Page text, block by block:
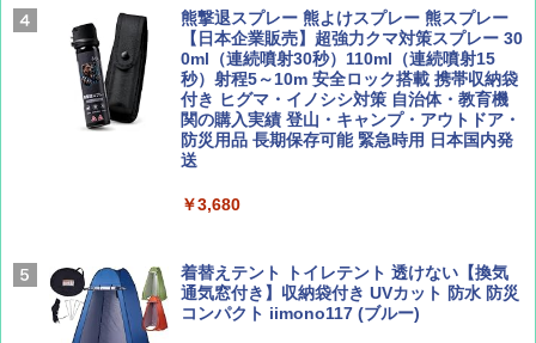
￥1,540
AIRLINE（エアライン）2026年9月号【特
集】ボーイング110周年を祝して！
￥1,760
ァキア 2026～2027 地球の歩き方A ヨーロッ
パ
￥2,277
新しい日本地理 地図・統計・移動から読み
解く (講談社現代新書)
￥1,540
￥5,999
[キャンパーズコレクション 山善] 傘みたいに
広げるだけ パッとサッとテント ブラックコ
ーティング フルクローズ メッシュ 3-4人用
簡単設置 ポップアップテント エクルベージ
ュ(BC仕様) PATC-150B(EB)
￥9,990
[キャンパーズコレクション 山善] 傘みたいに
広げるだけ パッとサッとテント キューブワ
イドプラス ブラックコーティング フルクロ
熊撃退スプレー 熊よけスプレー 熊スプレー
【日本企業販売】超強力クマ対策スプレー 30
0ml（連続噴射30秒）110ml（連続噴射15
秒）射程5～10m 安全ロック搭載 携帯収納袋
付き ヒグマ・イノシシ対策 自治体・教育機
関の購入実績 登山・キャンプ・アウトドア・
防災用品 長期保存可能 緊急時用 日本国内発
送
￥3,680
着替えテント トイレテント 透けない【換気
通気窓付き】収納袋付き UVカット 防水 防災
コンパクト iimono117 (ブルー)